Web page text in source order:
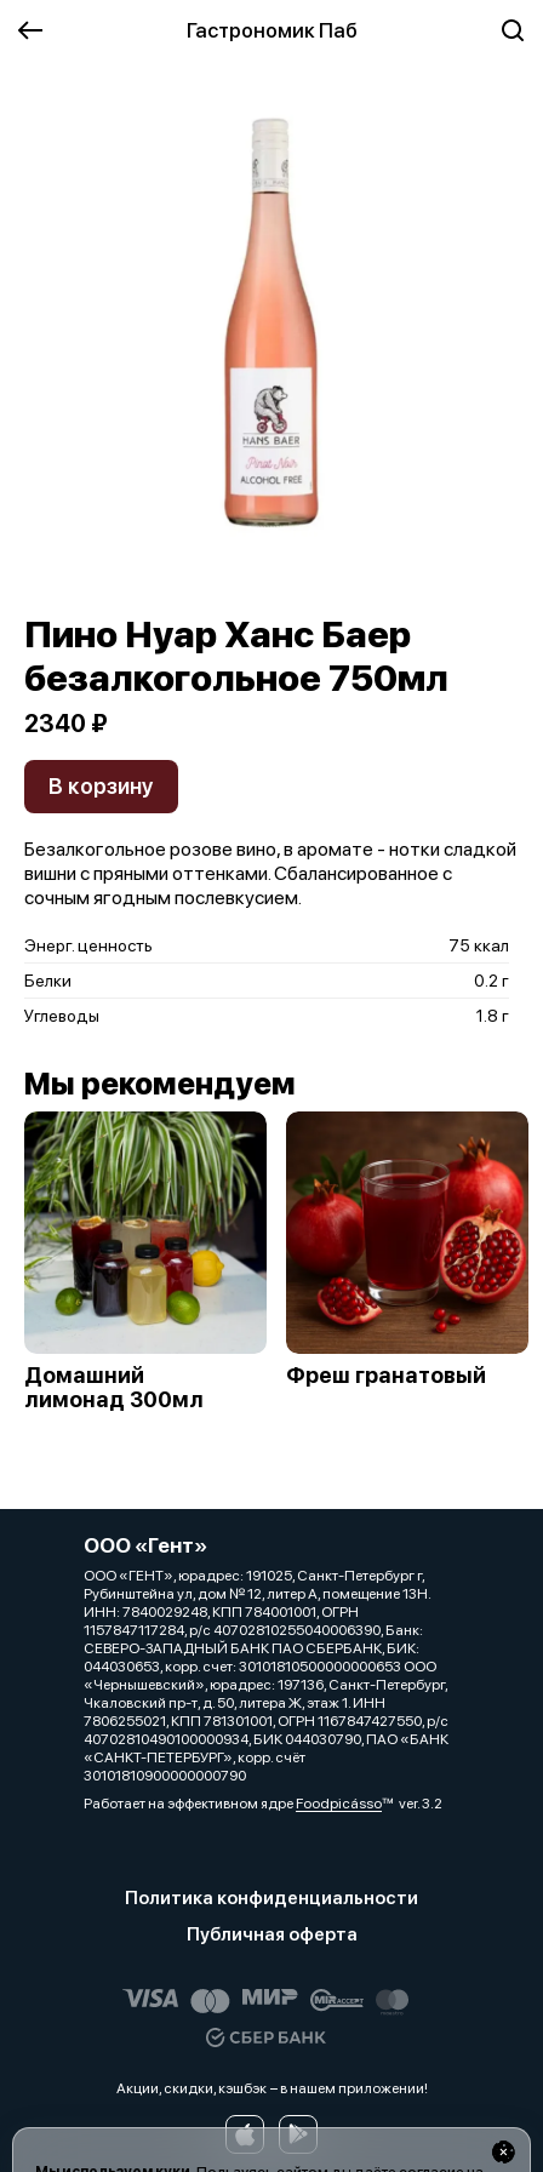
Гастрономик Паб
Пино Нуар Ханс Баер
безалкогольное 750мл
2340 ₽
В корзину
Безалкогольное розове вино, в аромате - нотки сладкой
вишни с пряными оттенками. Сбалансированное с
сочным ягодным послевкусием.
Энерг. ценность
75 ккал
Белки
0.2 г
Углеводы
1.8 г
Мы рекомендуем
Домашний
лимонад 300мл
Фреш гранатовый
ООО «Гент»
ООО «ГЕНТ», юрадрес: 191025, Санкт-Петербург г,
Рубинштейна ул, дом № 12, литер А, помещение 13Н.
ИНН: 7840029248, КПП 784001001, ОГРН
1157847117284, р/с 40702810255040006390, Банк:
СЕВЕРО-ЗАПАДНЫЙ БАНК ПАО СБЕРБАНК, БИК:
044030653, корр. счет: 30101810500000000653 ООО
«Чернышевский», юрадрес: 197136, Санкт-Петербург,
Чкаловский пр-т, д. 50, литера Ж, этаж 1. ИНН
7806255021, КПП 781301001, ОГРН 1167847427550, р/с
40702810490100000934, БИК 044030790, ПАО «БАНК
«САНКТ-ПЕТЕРБУРГ», корр. счёт
30101810900000000790
Работает на эффективном ядреFoodpicássover. 3.2
Политика конфиденциальности
Публичная оферта
Акции, скидки, кэшбэк − в нашем приложении!